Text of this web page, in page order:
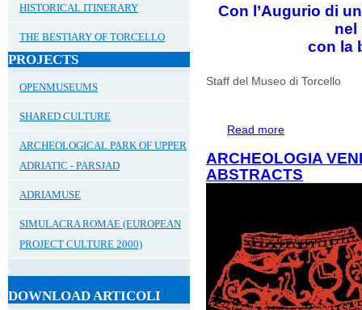
HISTORICAL ITINERARY
THE BESTIARY OF TORCELLO
PROJECTS
OPENMUSEUMS
SHARED CULTURE
ARCHEOLOGICAL PARK OF UPPER
ADRIATIC - PARSJAD
ADRIAMUSE
SIMULACRA ROMAE (EUROPEAN
PROJECT CULTURE 2000)
DOWNLOAD ARTICOLI
Con l’Augurio di
nel
con la
Staff del Museo di Torcello
Read more
ARCHEOLOGIA
ABSTRACTS